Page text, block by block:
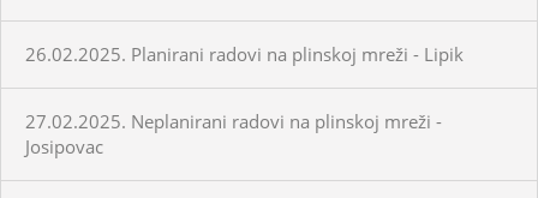
26.02.2025. Planirani radovi na plinskoj mreži - Lipik
27.02.2025. Neplanirani radovi na plinskoj mreži -
Josipovac